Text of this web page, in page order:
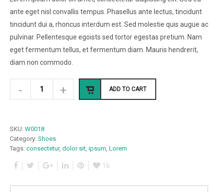
of 5
based on
ratings
ante eget nisl convallis tempus. Phasellus ante lectus, tincidunt
tincidunt dui a, rhoncus interdum est. Sed molestie quis augue ac
pulvinar. Pellentesque egoists sed tortor egestas pretium. Nam
eget fermentum tellus, et fermentum diam. Mauris hendrerit,
diam non commodo.
ADD TO CART
SKU: W0018
Category: Shoes
Tags: consectetur, dolor sit ipsum Lorem
16